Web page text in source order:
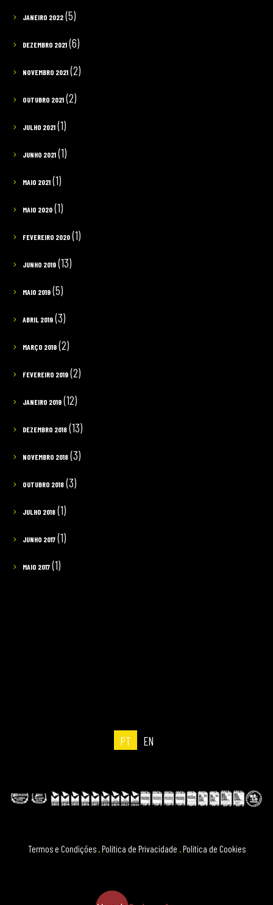
JANEIRO 2022(5)
DEZEMBRO 2021(6)
NOVEMBRO 2021(2)
OUTUBRO 2021(2)
JULHO 2021(1)
JUNHO 2021(1)
MAIO 2021(1)
MAIO 2020(1)
FEVEREIRO 2020(1)
JUNHO 2019(13)
MAIO 2019(5)
ABRIL 2019(3)
MARÇO 2019(2)
FEVEREIRO 2019(2)
JANEIRO 2019(12)
DEZEMBRO 2018(13)
NOVEMBRO 2018(3)
OUTUBRO 2018(3)
JULHO 2018(1)
JUNHO 2017(1)
MAIO 2017(1)
PT EN
Termos e Condições .Política de Privacidade .Política de Cookies